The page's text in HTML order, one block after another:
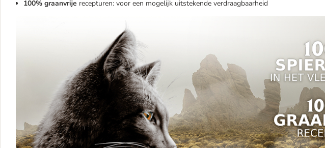
100% graanvrije recepturen: voor een mogelijk uitstekende verdraagbaarheid